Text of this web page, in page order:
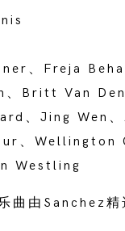
、Freja
Britt Van
、Jing Wen
、Wellington
Westling
曲由Sanchez精